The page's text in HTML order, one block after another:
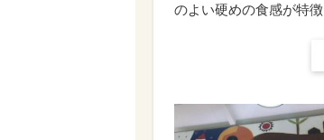
のよい硬めの食感が特徴